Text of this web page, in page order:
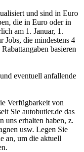
und sind in Euro
die in Euro oder in
am 1. Januar, 1.
die mindestens 4
basieren
eventuell anfallende
Verfügbarkeit von
Sie autobutler.de das
uns erhalten haben, z.
usw. Legen Sie
an, um die aktuell